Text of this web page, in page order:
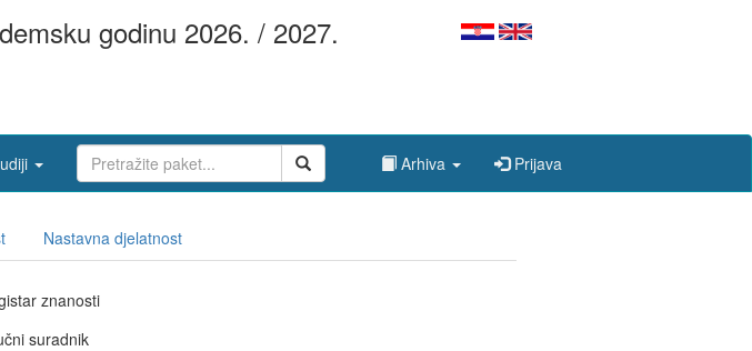
godinu 2026. / 2027.
Arhiva Prijava
Nastavna djelatnost
znanosti
suradnik